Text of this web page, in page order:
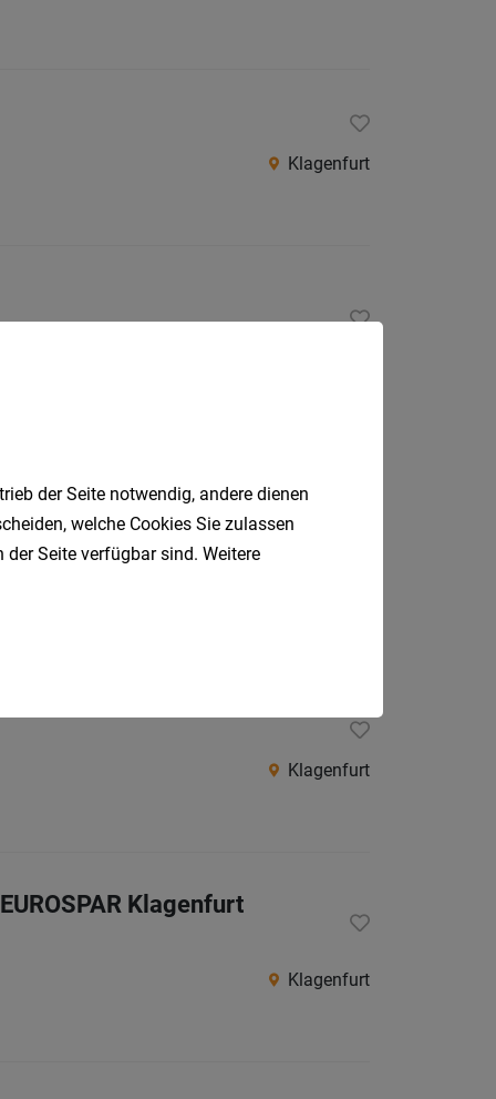
Klagenfurt
Klagenfurt
Klagenfurt
Klagenfurt
der Seite notwendig, andere dienen
welche Cookies Sie zulassen
Seite verfügbar sind. Weitere